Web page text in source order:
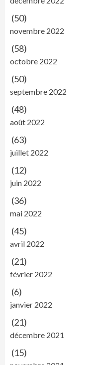
(50)
novembre 2022
(58)
octobre 2022
(50)
septembre 2022
(48)
août 2022
(63)
juillet 2022
(12)
juin 2022
(36)
mai 2022
(45)
avril 2022
(21)
février 2022
(6)
janvier 2022
(21)
décembre 2021
(15)